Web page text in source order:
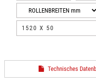
1520 X 50
Technisches